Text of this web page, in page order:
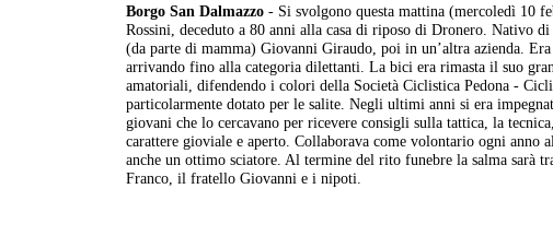
Borgo San Dalmazzo - Si svolgono questa mattina (mercoledì 10
Rossini, deceduto a 80 anni alla casa di riposo di Dronero. Nativo
(da parte di mamma) Giovanni Giraudo, poi in un’altra azienda.
arrivando fino alla categoria dilettanti. La bici era rimasta il suo
amatoriali, difendendo i colori della Società Ciclistica Pedona -
particolarmente dotato per le salite. Negli ultimi anni si era
giovani che lo cercavano per ricevere consigli sulla tattica, la
carattere gioviale e aperto. Collaborava come volontario ogni
anche un ottimo sciatore. Al termine del rito funebre la salma sarà
Franco, il fratello Giovanni e i nipoti.